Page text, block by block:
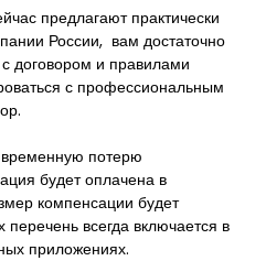
предлагают практически
России, вам достаточно
договором и правилами
с профессиональным
потерю
будет оплачена в
компенсации будет
всегда включается в
приложениях.